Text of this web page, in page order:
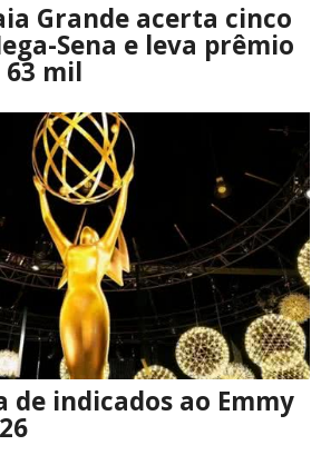
Grande acerta cinco
Sena e leva prêmio
mil
de indicados ao Emmy